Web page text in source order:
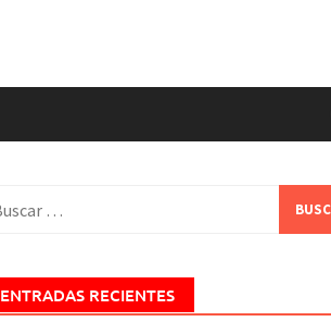
ENTRADAS RECIENTES